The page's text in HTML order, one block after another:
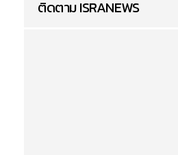
ติดตาม ISRANEWS